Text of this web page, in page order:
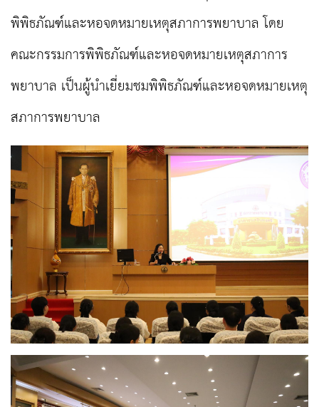
พิพิธภัณฑ์และหอจดหมายเหตุสภาการพยาบาล โดย
คณะกรรมการพิพิธภัณฑ์และหอจดหมายเหตุสภาการ
พยาบาล เป็นผู้นำเยี่ยมชมพิพิธภัณฑ์และหอจดหมายเหตุ
สภาการพยาบาล